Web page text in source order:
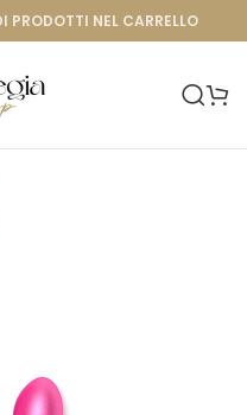
NEL CARRELLO